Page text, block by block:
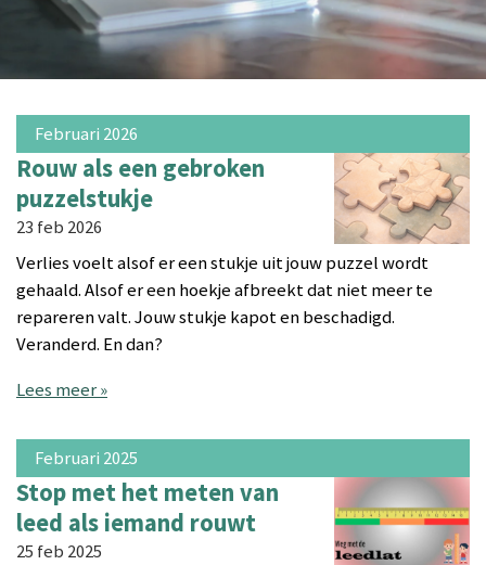
Februari 2026
Rouw als een gebroken
puzzelstukje
23 feb 2026
Verlies voelt alsof er een stukje uit jouw puzzel wordt
gehaald. Alsof er een hoekje afbreekt dat niet meer te
repareren valt. Jouw stukje kapot en beschadigd.
Veranderd. En dan?
Lees meer »
Februari 2025
Stop met het meten van
leed als iemand rouwt
25 feb 2025